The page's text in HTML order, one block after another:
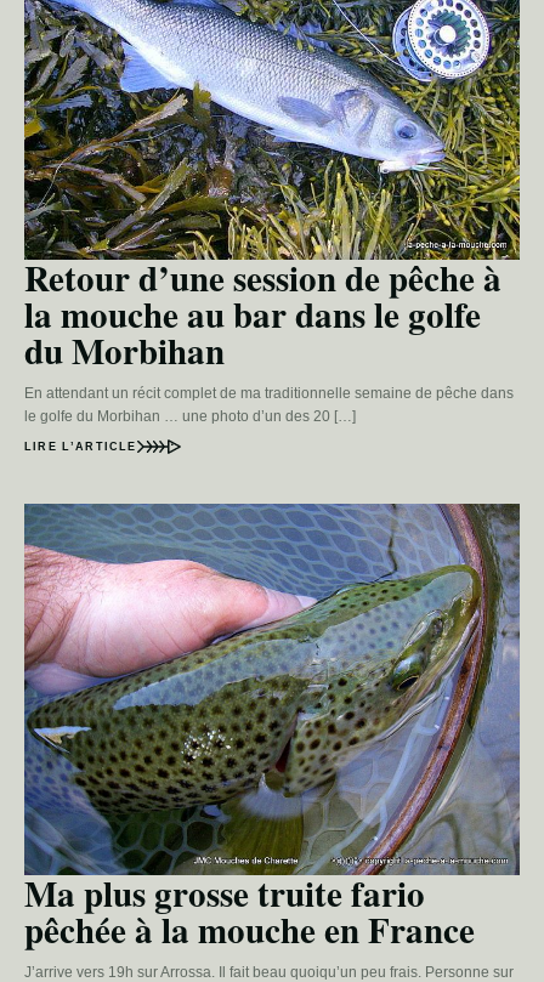
Retour d’une session de pêche à
la mouche au bar dans le golfe
du Morbihan
En attendant un récit complet de ma traditionnelle semaine de pêche dans
le golfe du Morbihan … une photo d’un des 20 […]
LIRE L’ARTICLE
Ma plus grosse truite fario
pêchée à la mouche en France
J’arrive vers 19h sur Arrossa. Il fait beau quoiqu’un peu frais. Personne sur